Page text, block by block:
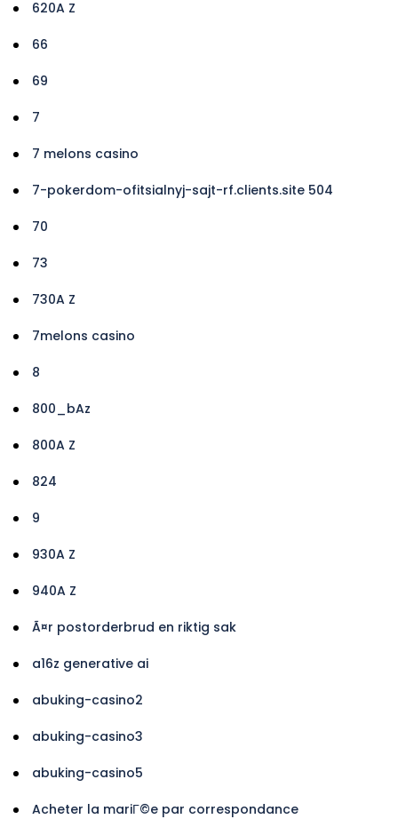
620A Z
66
69
7
7 melons casino
7-pokerdom-ofitsialnyj-sajt-rf.clients.site 504
70
73
730A Z
7melons casino
8
800_bAz
800A Z
824
9
930A Z
940A Z
Ã¤r postorderbrud en riktig sak
a16z generative ai
abuking-casino2
abuking-casino3
abuking-casino5
Acheter la mariГ©e par correspondance